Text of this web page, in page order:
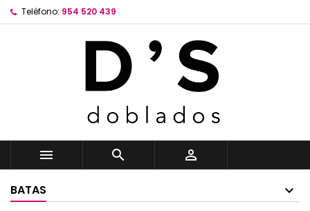
Teléfono: 954 520 439
  
BATAS